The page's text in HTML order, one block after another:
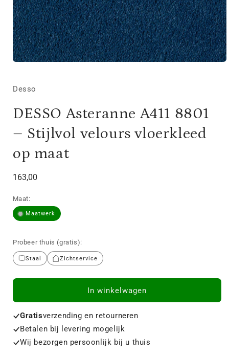
in
Desso
DESSO Asteranne A411 8801
– Stijlvol velours vloerkleed
op maat
Normale
163,00
Maat:
Maatwerk
Probeer thuis (gratis):
Staal Zichtservice
In winkelwagen
Gratisverzending en retourneren
Betalen bij levering mogelijk
Wij bezorgen persoonlijk bij u thuis